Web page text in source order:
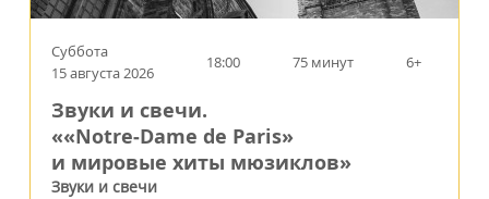
Суббота
15 августа 2026
18:00 75 минут 6+
Звуки и свечи.
««Notre‑Dame de Paris»
и мировые хиты мюзиклов»
Звуки и свечи